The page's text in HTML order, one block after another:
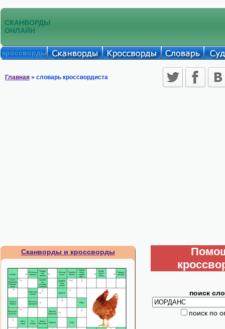
СКАНВОРДЫ
ОНЛАЙН
кроссворды
Главная » словарь кроссвордиста
Сканворды и кроссворды
поиск
поиск по